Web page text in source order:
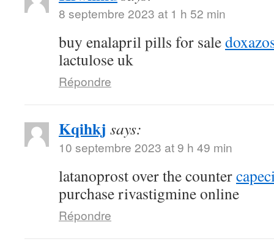
8 septembre 2023 at 1 h 52 min
buy enalapril pills for sale
lactulose uk
Répondre
Kqihkj says:
10 septembre 2023 at 9 h 49 min
latanoprost over the counter
purchase rivastigmine online
Répondre